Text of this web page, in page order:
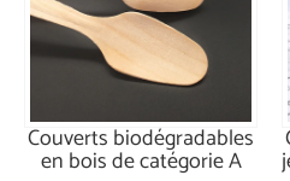
Couverts biodégradables
en bois de catégorie A